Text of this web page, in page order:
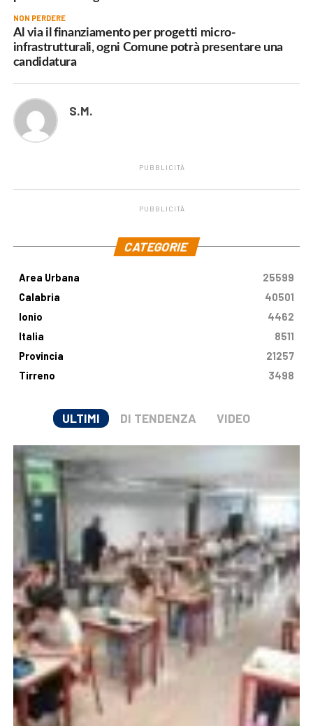
NON PERDERE
Al via il finanziamento per progetti micro-
infrastrutturali, ogni Comune potrà presentare una
candidatura
S.M.
PUBBLICITÀ
PUBBLICITÀ
CATEGORIE
Area Urbana
25599
Calabria
40501
Ionio
4462
Italia
8511
Provincia
21257
Tirreno
3498
ULTIMI DI TENDENZA VIDEO